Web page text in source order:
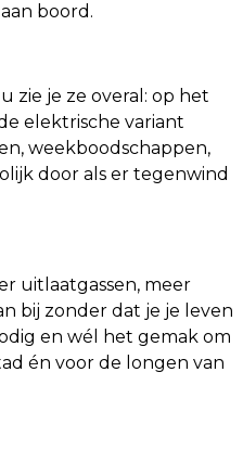
boord.
zie je ze overal: op het
elektrische variant
weekboodschappen,
door als er tegenwind
uitlaatgassen, meer
bij zonder dat je je leven
en wél het gemak om
én voor de longen van